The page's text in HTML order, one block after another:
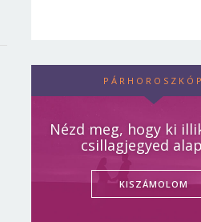
PÁRHOROSZKÓP
Nézd meg, hogy ki
csillagjegyed
KISZÁMOLOM